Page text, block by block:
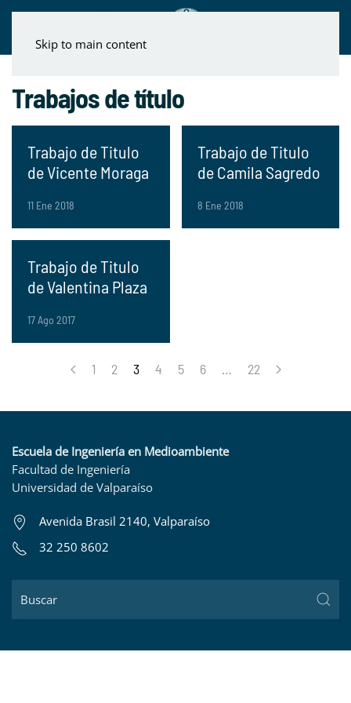
Skip to main content
Trabajos de título
Trabajo de Titulo
de Vicente Moraga
11 Ene 2018
Trabajo de Titulo
de Camila Sagredo
8 Ene 2018
Trabajo de Titulo
de Valentina Plaza
17 Ago 2017
1 2 3 4 5 6 … 22
Escuela de Ingeniería en Medioambiente
Facultad de Ingeniería
Universidad de Valparaíso
Avenida Brasil 2140, Valparaíso
32 250 8602